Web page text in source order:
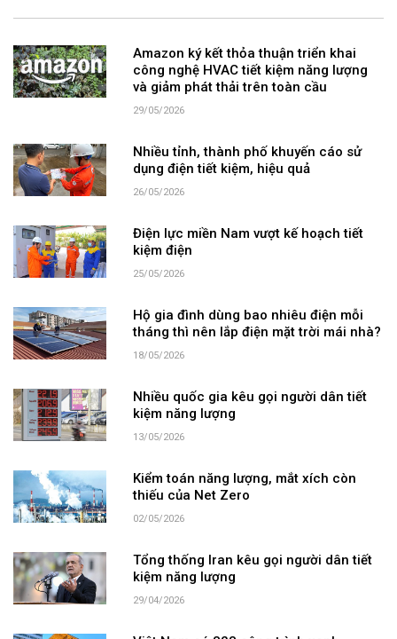
Amazon ký kết thỏa thuận triển khai
công nghệ HVAC tiết kiệm năng lượng
và giảm phát thải trên toàn cầu
29/05/2026
Nhiều tỉnh, thành phố khuyến cáo sử
dụng điện tiết kiệm, hiệu quả
26/05/2026
Điện lực miền Nam vượt kế hoạch tiết
kiệm điện
25/05/2026
Hộ gia đình dùng bao nhiêu điện mỗi
tháng thì nên lắp điện mặt trời mái nhà?
18/05/2026
Nhiều quốc gia kêu gọi người dân tiết
kiệm năng lượng
13/05/2026
Kiểm toán năng lượng, mắt xích còn
thiếu của Net Zero
02/05/2026
Tổng thống Iran kêu gọi người dân tiết
kiệm năng lượng
29/04/2026